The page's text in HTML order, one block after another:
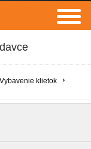
Vybavenie klietok